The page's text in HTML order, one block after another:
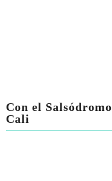
Con el
Cali